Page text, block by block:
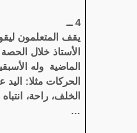
4 ــ
يقف المتعلمون
الأستاذ خلال الحصة
الماضية وله
الحركات مثلا:
الخلف، راحة، انتباه
…